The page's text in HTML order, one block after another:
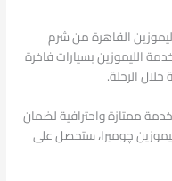
القاهرة من شرم
الليموزين بسيارات فاخرة
الرحلة.
ممتازة واحترافية لضمان
چوميرا، ستحصل على